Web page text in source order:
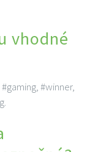
vhodné
#winner,